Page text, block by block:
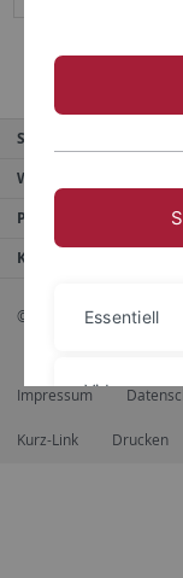
Service
Weitere Angebote
Portale
Kontaktinfo
© 2026 Eberhard Karls
Impressum
Kurz-Link Drucken
Essentiell
Videos